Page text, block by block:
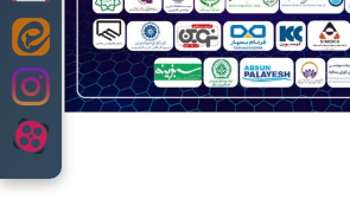
Skip
to
content